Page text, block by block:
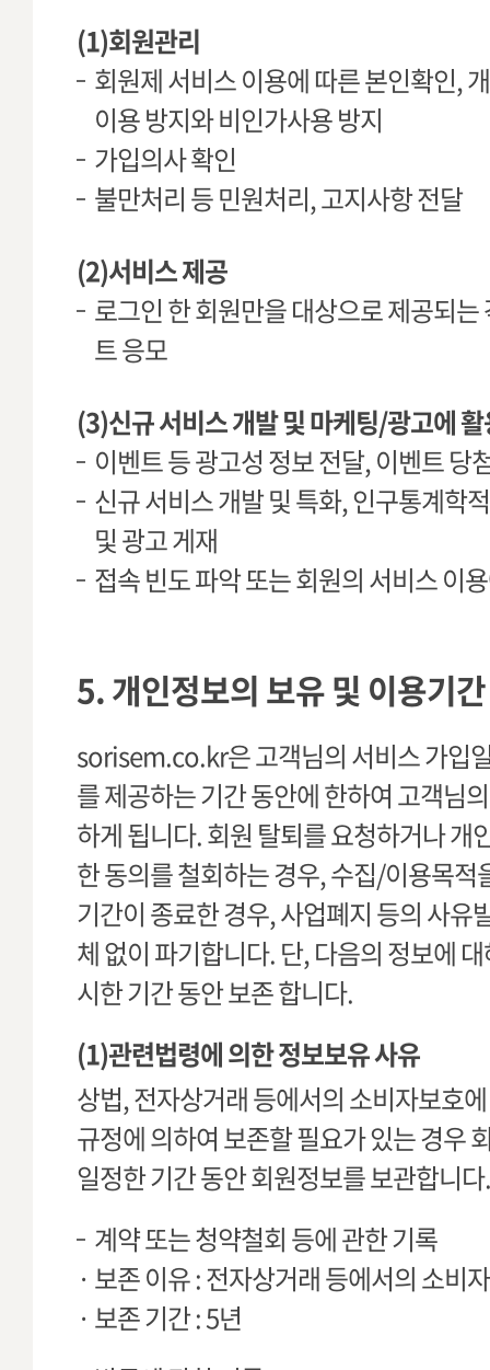
(1)회원관리
회원제 서비스 이용에 따른 본인확인,
이용 방지와 비인가사용 방지
가입의사 확인
불만처리 등 민원처리, 고지사항 전달
(2)서비스 제공
로그인 한 회원만을 대상으로 제공되는
트 응모
(3)신규 서비스 개발 및 마케팅/광고에
이벤트 등 광고성 정보 전달, 이벤트 당
신규 서비스 개발 및 특화, 인구통계학
및 광고 게재
접속 빈도 파악 또는 회원의 서비스 이
5. 개인정보의 보유 및 이용기간
sorisem.co.kr은 고객님의 서비스 가입
를 제공하는 기간 동안에 한하여 고객님
하게 됩니다. 회원 탈퇴를 요청하거나 개
한 동의를 철회하는 경우, 수집/이용목
기간이 종료한 경우, 사업폐지 등의 사유
체 없이 파기합니다. 단, 다음의 정보에
시한 기간 동안 보존 합니다.
(1)관련법령에 의한 정보보유 사유
상법, 전자상거래 등에서의 소비자보호
규정에 의하여 보존할 필요가 있는 경우
일정한 기간 동안 회원정보를 보관합니다.
계약 또는 청약철회 등에 관한 기록
· 보존 이유 : 전자상거래 등에서의 소비
· 보존 기간 : 5년